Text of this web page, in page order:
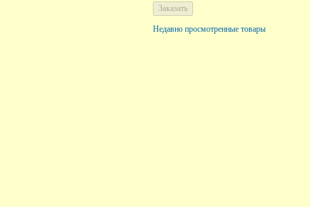
Недавно просмотренные товары